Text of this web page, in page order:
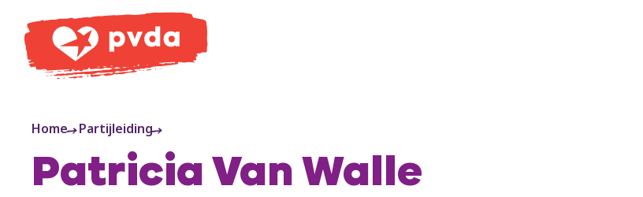
Home Partijleiding
Patricia Van Walle